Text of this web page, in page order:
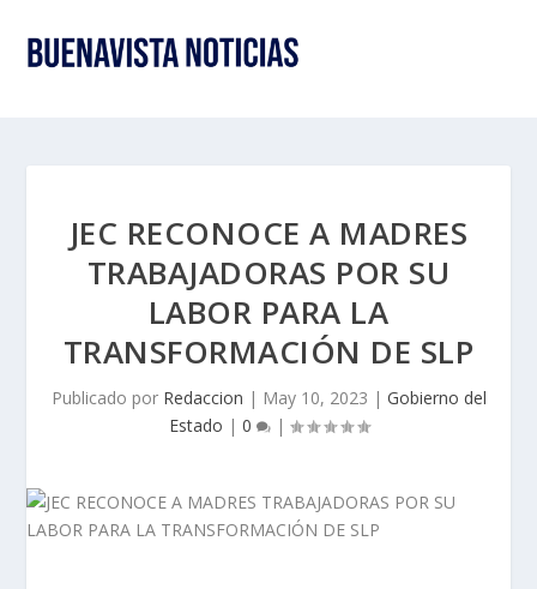
JEC RECONOCE A MADRES
TRABAJADORAS POR SU
LABOR PARA LA
TRANSFORMACIÓN DE SLP
Publicado por Redaccion | May 10, 2023 | Gobierno del
Estado | 0 |